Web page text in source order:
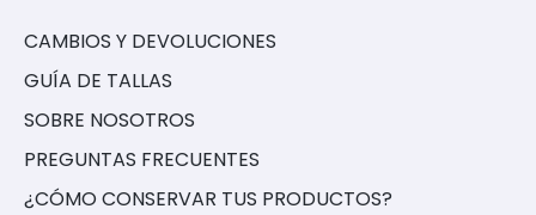
CAMBIOS Y DEVOLUCIONES
GUÍA DE TALLAS
SOBRE NOSOTROS
PREGUNTAS FRECUENTES
¿CÓMO CONSERVAR TUS PRODUCTOS?